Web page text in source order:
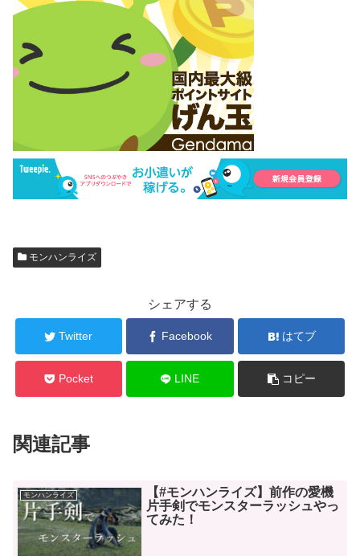
モンハンライズ
シェアする
Twitter Facebook はてブ
Pocket LINE コピー
関連記事
モンハンライズ
【#モンハンライズ】前作の愛機
片手剣でモンスターラッシュやっ
てみた！